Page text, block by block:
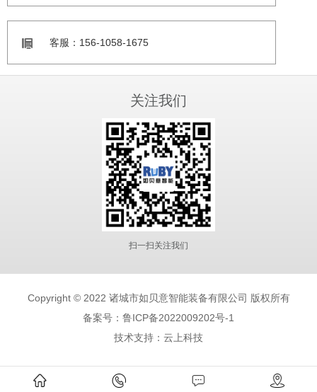
客服：156-1058-1675
关注我们
扫一扫关注我们
Copyright © 2022 诸城市如贝意智能装备有限公司 版权所有
备案号：鲁ICP备2022009202号-1
技术支持：云上科技